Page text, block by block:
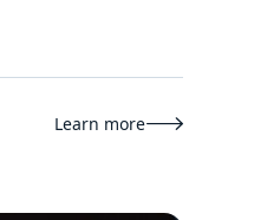
Learn more